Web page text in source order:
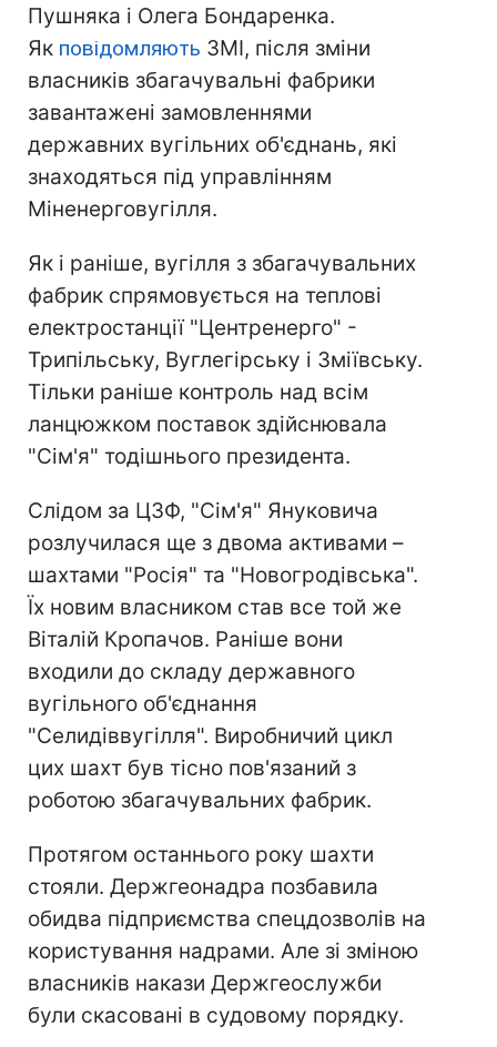
Пушняка і Олега Бондаренка.
Як повідомляють ЗМІ, після зміни
власників збагачувальні фабрики
завантажені замовленнями
державних вугільних об'єднань, які
знаходяться під управлінням
Міненерговугілля.
Як і раніше, вугілля з збагачувальних
фабрик спрямовується на теплові
електростанції "Центренерго" -
Трипільську, Вуглегірську і Зміївську.
Тільки раніше контроль над всім
ланцюжком поставок здійснювала
"Сім'я" тодішнього президента.
Слідом за ЦЗФ, "Сім'я" Януковича
розлучилася ще з двома активами –
шахтами "Росія" та "Новогродівська".
Їх новим власником став все той же
Віталій Кропачов. Раніше вони
входили до складу державного
вугільного об'єднання
"Селидіввугілля". Виробничий цикл
цих шахт був тісно пов'язаний з
роботою збагачувальних фабрик.
Протягом останнього року шахти
стояли. Держгеонадра позбавила
обидва підприємства спецдозволів на
користування надрами. Але зі зміною
власників накази Держгеослужби
були скасовані в судовому порядку.